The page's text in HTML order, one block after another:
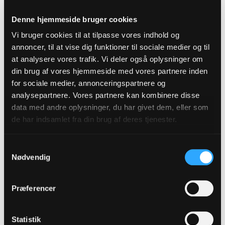
Denne hjemmeside bruger cookies
Vi bruger cookies til at tilpasse vores indhold og
annoncer, til at vise dig funktioner til sociale medier og til
at analysere vores trafik. Vi deler også oplysninger om
din brug af vores hjemmeside med vores partnere inden
for sociale medier, annonceringspartnere og
analysepartnere. Vores partnere kan kombinere disse
data med andre oplysninger, du har givet dem, eller som
de har indsamlet fra din brug af deres tjenester.
Nødvendig
Præferencer
Statistik
følelsen.
Nogle søskendekonstruktioner kan skabe ekstra
konflikter og konkurrence mellem søskende; for drenge
gælder det især, hvis der ikke er klarhed om
magthierarkiet, og hvem der er alfahannen. To drenge
med lille aldersforskel vil derfor ofte konkurrere og true
hin- anden for at afklare hierarkiet.
På samme måde kan en storebror føle sig truet af en
også motorisk, hvilket gør, at han føler sig truet på sin
En ting er barndommen, men hvad sker der senere i livet?